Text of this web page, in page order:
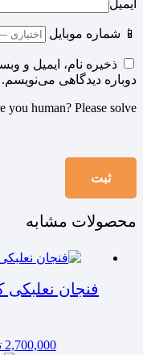
ایمیل
📱 شماره موبایل
ذخیره نام، ایمیل و
دوباره دیدگاهی می‌نویسم.
you human? Please solve:
محصولات مشابه
فنجان
2,700,000